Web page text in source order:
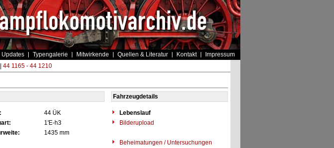
Updates Typengalerie Mitwirkende Quellen & Literatur Kontakt Impressum
44 1165 - 44 1210
Fahrzeugdetails
44 ÜK
Lebenslauf
1'E-h3
Bilderupload
1435 mm
Beheimatungen / Untersuchungen